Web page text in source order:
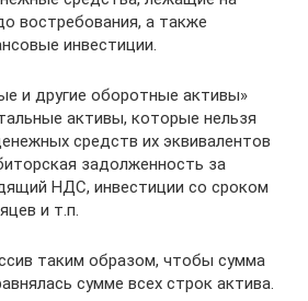
востребования, а также
инвестиции.
и другие оборотные активы»
активы, которые нельзя
средств их эквивалентов
задолженность за
НДС, инвестиции со сроком
и т.п.
таким образом, чтобы сумма
сумме всех строк актива.